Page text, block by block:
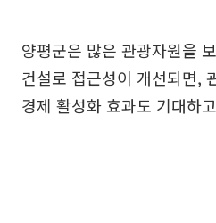
양평군은 많은 관광자원을
건설로 접근성이 개선되면,
경제 활성화 효과도 기대하